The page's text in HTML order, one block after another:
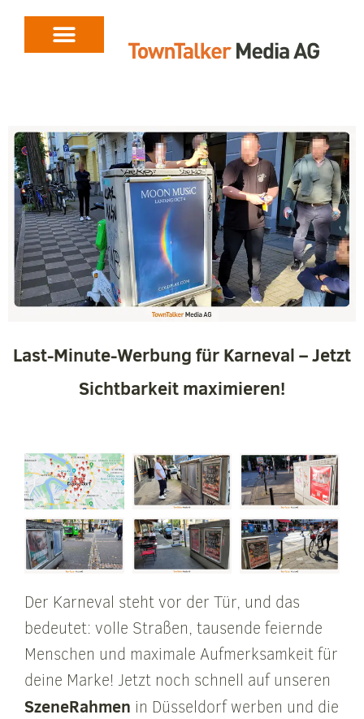
Last-Minute-Werbung für Karneval – Jetzt
Sichtbarkeit maximieren!
Der Karneval steht vor der Tür, und das
bedeutet: volle Straßen, tausende feiernde
Menschen und maximale Aufmerksamkeit für
deine Marke! Jetzt noch schnell auf unseren
SzeneRahmen in Düsseldorf werben und die